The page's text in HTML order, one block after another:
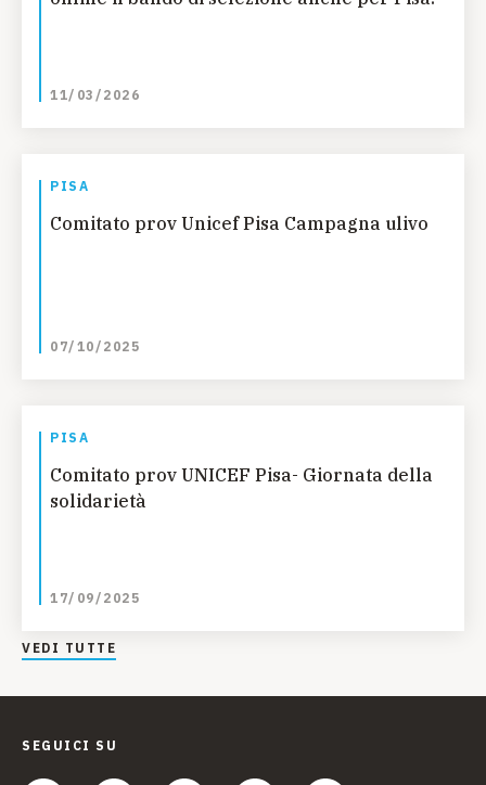
11/03/2026
PISA
Comitato prov Unicef Pisa Campagna ulivo
07/10/2025
PISA
Comitato prov UNICEF Pisa- Giornata della
solidarietà
17/09/2025
VEDI TUTTE
SEGUICI SU